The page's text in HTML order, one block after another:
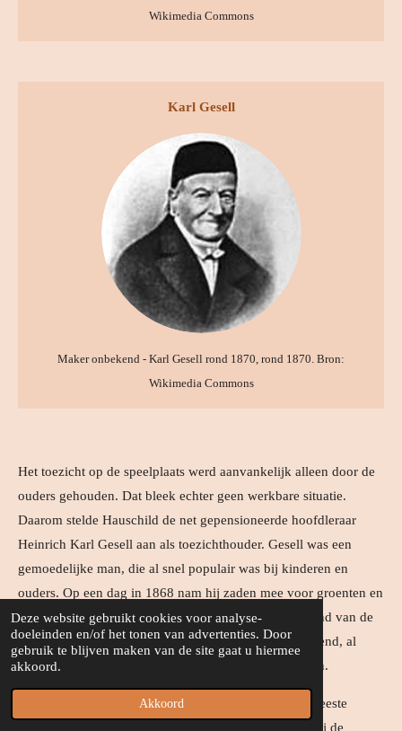
Deze website gebruikt cookies voor analyse-
doeleinden en/of het tonen van advertenties. Door
gebruik te blijven maken van de site gaat u hiermee
akkoord.
Akkoord
Wikimedia Commons
Karl Gesell
Maker onbekend - Karl Gesell rond 1870, rond 1870. Bron:
Wikimedia Commons
Het toezicht op de speelplaats werd aanvankelijk alleen door de
ouders gehouden. Dat bleek echter geen werkbare situatie.
Daarom stelde Hauschild de net gepensioneerde hoofdleraar
Heinrich Karl Gesell aan als toezichthouder. Gesell was een
gemoedelijke man, die al snel populair was bij kinderen en
ouders. Op een dag in 1868 nam hij zaden mee voor groenten en
bloemen die hij samen met kinderen plantte aan de rand van de
speelplaats. Over het waarom hiervan is fijne niet bekend, al
dacht hij duidelijk dat het de kinderen zou interesseren.
Dat bleek maar matig het geval. Mogelijk waren de meeste
er nog wat jong voor. Bij de